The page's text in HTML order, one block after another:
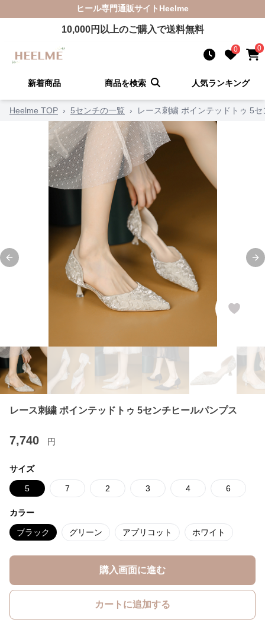
ヒール専門通販サイト Heelme
10,000円以上のご購入で送料無料
0 0
新着商品 商品を検索 人気ランキング
Heelme TOP › 5センチの一覧 › レース刺繍 ポインテッドトゥ 5
Previous slide
レース刺繍 ポインテッドトゥ 5センチヒールパンプス
7,740 円
サイズ
5 7 2 3 4 6
カラー
ブラック グリーン アプリコット ホワイト
購入画面に進む
カートに追加する